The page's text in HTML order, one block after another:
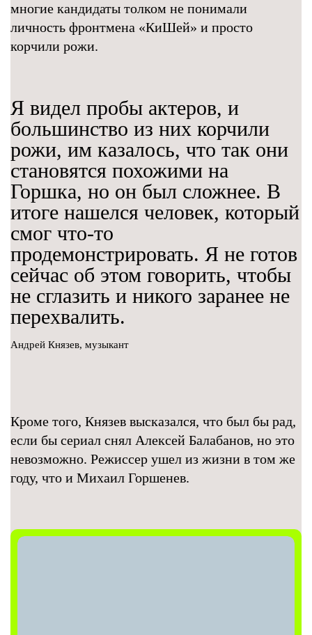
многие кандидаты толком не понимали
личность фронтмена «КиШей» и просто
корчили рожи.
Я видел пробы актеров, и
большинство из них корчили
рожи, им казалось, что так они
становятся похожими на
Горшка, но он был сложнее. В
итоге нашелся человек, который
смог что-то
продемонстрировать. Я не готов
сейчас об этом говорить, чтобы
не сглазить и никого заранее не
перехвалить.
Андрей Князев, музыкант
Кроме того, Князев высказался, что был бы рад,
если бы сериал снял Алексей Балабанов, но это
невозможно. Режиссер ушел из жизни в том же
году, что и Михаил Горшенев.